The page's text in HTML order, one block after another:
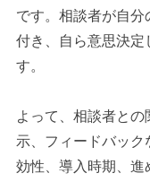
です。相談者が自
付き、自ら意思決定
す。
よって、相談者と
示、フィードバッ
効性、導入時期、進